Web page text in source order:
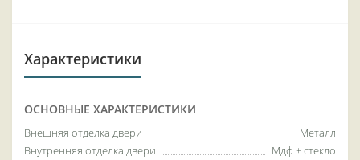
Характеристики
ОСНОВНЫЕ ХАРАКТЕРИСТИКИ
Внешняя отделка двери
Металл
Внутренняя отделка двери
Мдф + стекло